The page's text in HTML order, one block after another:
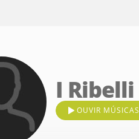
I Ribelli
OUVIR MÚSICAS